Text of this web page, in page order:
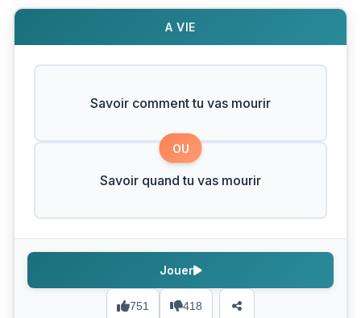
A VIE
Savoir comment tu vas mourir
OU
Savoir quand tu vas mourir
751 418
Jouer